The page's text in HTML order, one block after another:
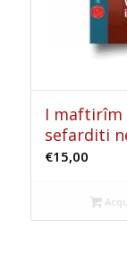
I maftirîm
sefarditi
€15,00